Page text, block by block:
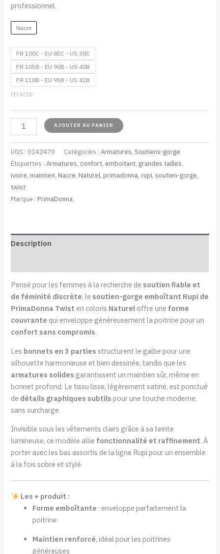
professionnel.
Nacre
FR 100C - EU 85C - US 38C
FR 105B - EU 90B - US 40B
FR 110B - EU 95B - US 42B
EFFACER
AJOUTER AU PANIER
UGS : 0142470 Catégories :Armatures,Soutiens-gorge
Étiquettes :Armatures, confort, emboitant, grandes tailles,
ivoire,maintien,Nacre,Naturel,primadonna,rupi, soutien-gorge,
twist
Marque :PrimaDonna
Description
Pensé pour les femmes à la recherche de soutien fiable et
de féminité discrète, le soutien-gorge emboîtant Rupi de
PrimaDonna Twist en coloris Naturel offre une forme
couvrante qui enveloppe généreusement la poitrine pour un
confort sans compromis.
Les bonnets en 3 parties structurent le galbe pour une
silhouette harmonieuse et bien dessinée, tandis que les
armatures solides garantissent un maintien sûr, même en
bonnet profond. Le tissu lisse, légèrement satiné, est ponctué
de détails graphiques subtils pour une touche moderne,
sans surcharge.
Invisible sous les vêtements clairs grâce à sa teinte
lumineuse, ce modèle allie fonctionnalité et raffinement. À
porter avec les bas assortis de la ligne Rupi pour un ensemble
à la fois sobre et stylé.
Les + produit :
Forme emboîtante : enveloppe parfaitement la
poitrine
Maintien renforcé, idéal pour les poitrines
généreuses